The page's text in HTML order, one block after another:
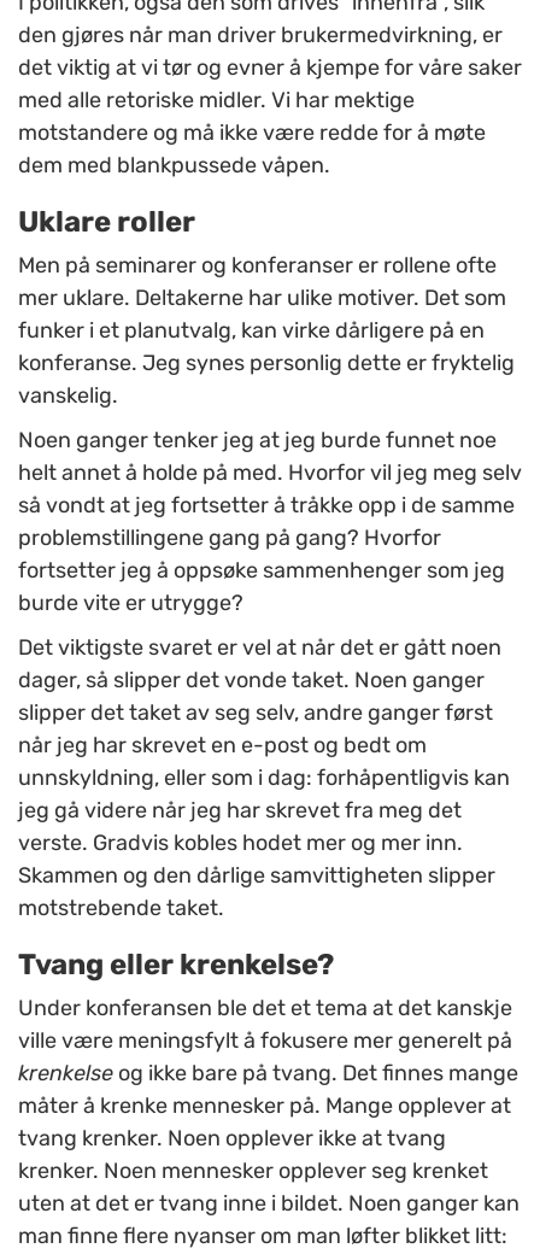
den gjøres når man driver brukermedvirkning, er
det viktig at vi tør og evner å kjempe for våre saker
med alle retoriske midler. Vi har mektige
motstandere og må ikke være redde for å møte
dem med blankpussede våpen.
Uklare roller
Men på seminarer og konferanser er rollene ofte
mer uklare. Deltakerne har ulike motiver. Det som
funker i et planutvalg, kan virke dårligere på en
konferanse. Jeg synes personlig dette er fryktelig
vanskelig.
Noen ganger tenker jeg at jeg burde funnet noe
helt annet å holde på med. Hvorfor vil jeg meg selv
så vondt at jeg fortsetter å tråkke opp i de samme
problemstillingene gang på gang? Hvorfor
fortsetter jeg å oppsøke sammenhenger som jeg
burde vite er utrygge?
Det viktigste svaret er vel at når det er gått noen
dager, så slipper det vonde taket. Noen ganger
slipper det taket av seg selv, andre ganger først
når jeg har skrevet en e-post og bedt om
unnskyldning, eller som i dag: forhåpentligvis kan
jeg gå videre når jeg har skrevet fra meg det
verste. Gradvis kobles hodet mer og mer inn.
Skammen og den dårlige samvittigheten slipper
motstrebende taket.
Tvang eller krenkelse?
Under konferansen ble det et tema at det kanskje
ville være meningsfylt å fokusere mer generelt på
krenkelse og ikke bare på tvang. Det finnes mange
måter å krenke mennesker på. Mange opplever at
tvang krenker. Noen opplever ikke at tvang
krenker. Noen mennesker opplever seg krenket
uten at det er tvang inne i bildet. Noen ganger kan
man finne flere nyanser om man løfter blikket litt: